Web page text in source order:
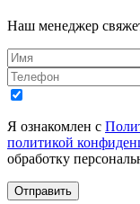
Наш менеджер
Я ознакомлен с
политикой
обработку
Отправить